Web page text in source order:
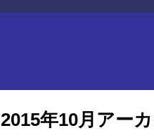
2015年10月アー